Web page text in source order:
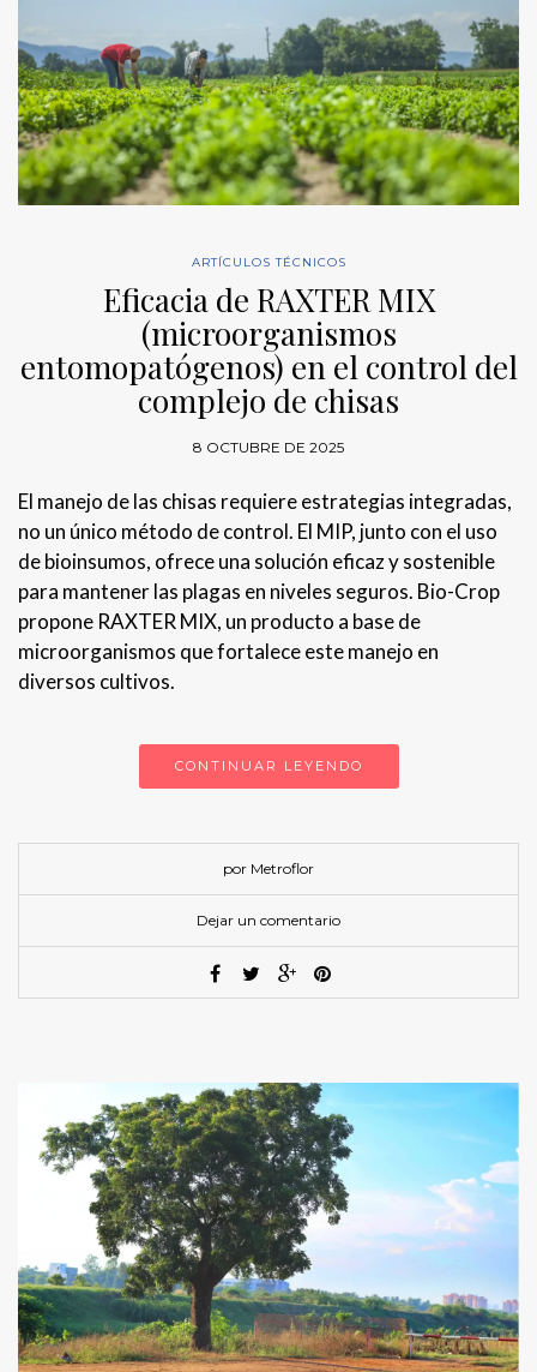
ARTÍCULOS TÉCNICOS
Eficacia de RAXTER MIX
(microorganismos
entomopatógenos) en el control del
complejo de chisas
8 OCTUBRE DE 2025
El manejo de las chisas requiere estrategias integradas,
no un único método de control. El MIP, junto con el uso
de bioinsumos, ofrece una solución eficaz y sostenible
para mantener las plagas en niveles seguros. Bio-Crop
propone RAXTER MIX, un producto a base de
microorganismos que fortalece este manejo en
diversos cultivos.
CONTINUAR LEYENDO
por Metroflor
Dejar un comentario